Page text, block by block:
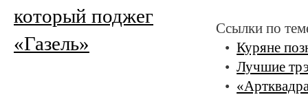
Ссылки по
Куряне
Лучшие
который поджег
«Газель»